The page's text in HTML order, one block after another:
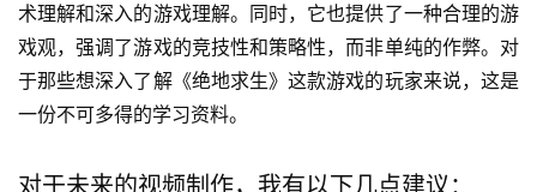
术理解和深入的游戏理解。同时，它也提供了一种合理的游
戏观，强调了游戏的竞技性和策略性，而非单纯的作弊。对
于那些想深入了解《绝地求生》这款游戏的玩家来说，这是
一份不可多得的学习资料。